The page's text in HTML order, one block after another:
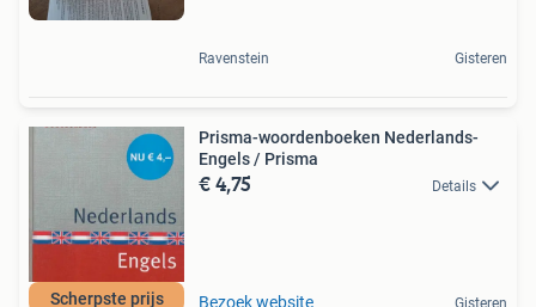
Ravenstein Gisteren
Scherpste prijs
Prisma-woordenboeken Nederlands-
Engels / Prisma
€ 4,75 Details
Bezoek website Gisteren